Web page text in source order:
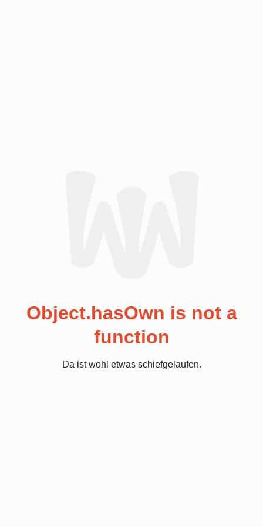
Object.hasOwn is not a
function
Da ist wohl etwas schiefgelaufen.